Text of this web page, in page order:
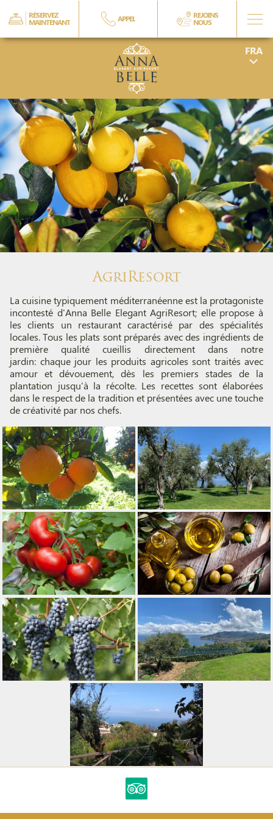
ITA
AgriResort
La cuisine typiquement méditerranéenne est la protagoniste
incontesté d'Anna Belle Elegant AgriResort; elle propose à
les clients un restaurant caractérisé par des spécialités
locales. Tous les plats sont préparés avec des ingrédients de
première qualité cueillis directement dans notre
jardin: chaque jour les produits agricoles sont traités avec
amour et dévouement, dès les premiers stades de la
plantation jusqu'à la récolte. Les recettes sont élaborées
dans le respect de la tradition et présentées avec une touche
de créativité par nos chefs.
RÉSERVEZ
MAINTENANT
APPEL
REJOINS
NOUS